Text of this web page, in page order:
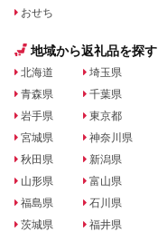
おせち
地域から返礼品を探す
北海道
青森県
岩手県
宮城県
秋田県
山形県
福島県
茨城県
埼玉県
千葉県
東京都
神奈川県
新潟県
富山県
石川県
福井県